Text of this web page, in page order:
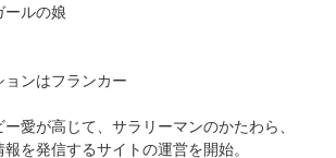
ルの娘
ョンはフランカー
ー愛が高じて、サラリーマンのかたわら、
を発信するサイトの運営を開始。